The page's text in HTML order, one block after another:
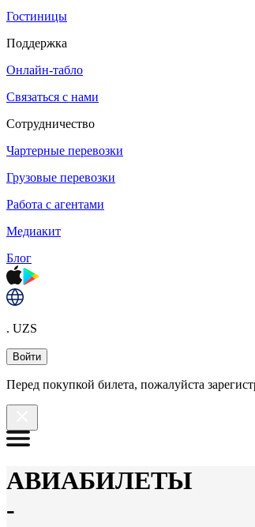
Гостиницы
Поддержка
Онлайн-табло
Связаться с нами
Сотрудничество
Чартерные перевозки
Грузовые перевозки
Работа с агентами
Медиакит
Блог
. UZS
Войти
Перед покупкой билета, пожалуйста
АВИАБИЛЕТЫ
-